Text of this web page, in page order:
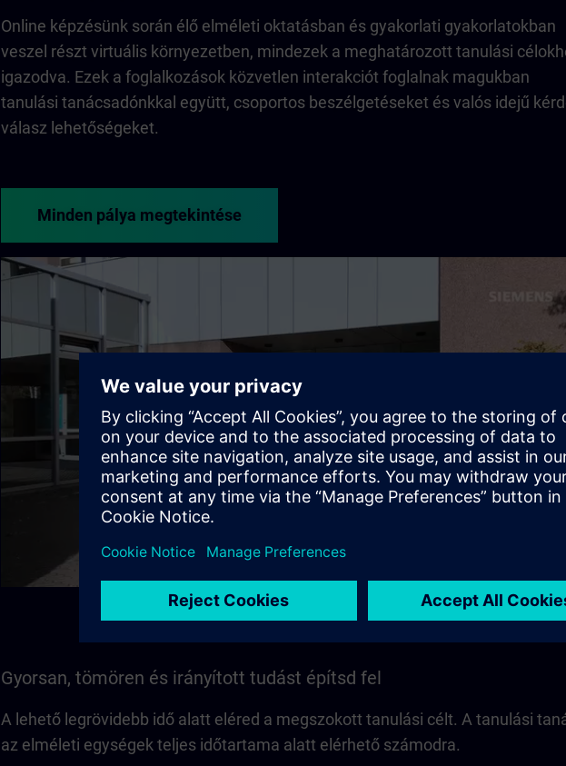
Online képzésünk során élő elméleti oktatásban és gyakorlati gyakorlatokban
veszel részt virtuális környezetben, mindezek a meghatározott tanulási
igazodva. Ezek a foglalkozások közvetlen interakciót foglalnak magukban
tanulási tanácsadónkkal együtt, csoportos beszélgetéseket és valós idejű
válasz lehetőségeket.
Minden pálya megtekintése
Play
Video
Gyorsan, tömören és irányított tudást építsd fel
A lehető legrövidebb idő alatt eléred a megszokott tanulási célt. A tanulási
az elméleti egységek teljes időtartama alatt elérhető számodra.